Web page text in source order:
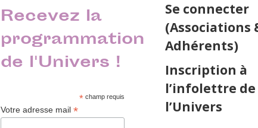
Recevez la
programmation
de l'Univers !
*champ requis
Votre adresse mail*
Se connecter
(Associations
Adhérents)
Inscription à
l’infolettre de
l’Univers